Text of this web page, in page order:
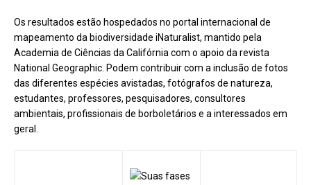
Os resultados estão hospedados no portal internacional de
mapeamento da biodiversidade iNaturalist, mantido pela
Academia de Ciências da Califórnia com o apoio da revista
National Geographic. Podem contribuir com a inclusão de fotos
das diferentes espécies avistadas, fotógrafos de natureza,
estudantes, professores, pesquisadores, consultores
ambientais, profissionais de borboletários e a interessados em
geral.